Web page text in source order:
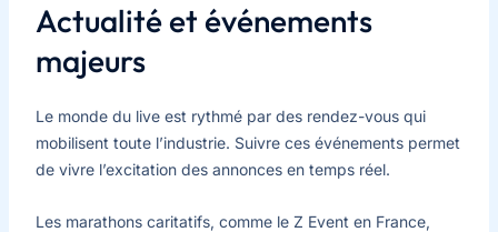
Actualité et événements
majeurs
Le monde du live est rythmé par des rendez-vous qui
mobilisent toute l’industrie. Suivre ces événements permet
de vivre l’excitation des annonces en temps réel.
Les marathons caritatifs, comme le Z Event en France,